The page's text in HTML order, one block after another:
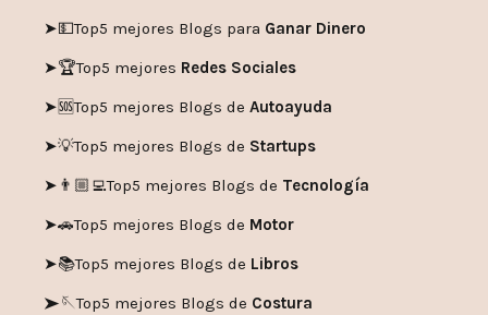
➤💵Top5 mejores Blogs para Ganar Dinero
➤🏆Top5 mejores Redes Sociales
➤🆘Top5 mejores Blogs de Autoayuda
➤💡Top5 mejores Blogs de Startups
➤👨🏼‍💻Top5 mejores Blogs de Tecnología
➤🚗Top5 mejores Blogs de Motor
➤📚Top5 mejores Blogs de Libros
➤🪡Top5 mejores Blogs de Costura